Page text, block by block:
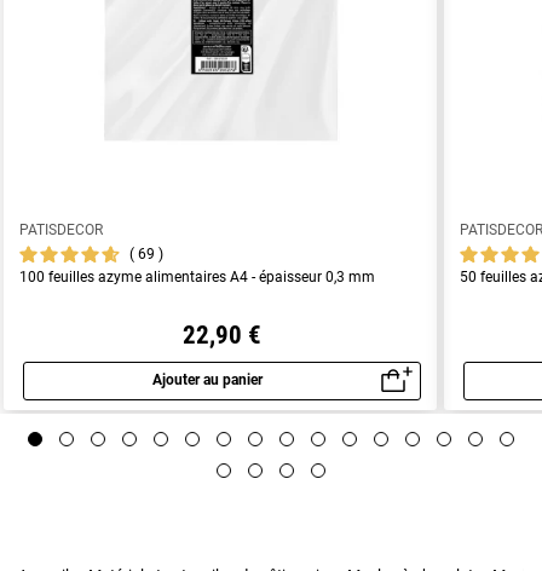
PATISDECOR
69
100 feuilles azyme alimentaires A4 - épaisseur 0,3 mm
22,90 €
Ajouter au panier
Aperçu rapide
50 feuilles